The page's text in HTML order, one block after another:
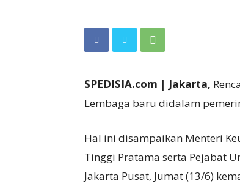
SPEDISIA.com | Jakarta,
Lembaga baru didalam
Hal ini disampaikan Menteri
Tinggi Pratama serta Pejabat
Jakarta Pusat, Jumat (13/6)